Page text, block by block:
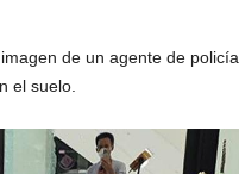
de un agente de policía
el suelo.